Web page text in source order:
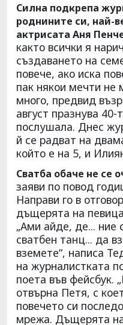
Силна подкрепа
роднините си, най-
актрисата Аня
както всички я
създаването на
повече, ако иска
пак някои мечти не
много, предвид
август празнува
послушала. Днес
й се радват на
който е на 5, и
Сватба обаче не се
заяви по повод
Направи го в
дъщерята на
„Ами айде, де... ние
сватбен танц... да
вземете“, написа
на журналистката
поета във фейсбук.
отвърна Петя, с
повечето си
мрежа. Дъщерята